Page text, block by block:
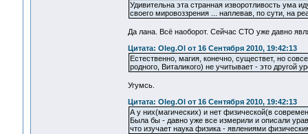
Удивительна эта странная изворотливость ума
своего мировоззрения ... наплевав, по сути, на
Да лана. Всё наоборот. Сейчас СТО уже давно
Цитата: Oleg.Ol от 16 Сентября 2010, 19:42:13
Естественно, магия, конечно, существет, но
родного, Виталикого) не учитывает - это другой
Угумсь.
Цитата: Oleg.Ol от 16 Сентября 2010, 19:42:13
А у них(магических) и нет физической(в
Была бы - давно уже все измерили и описали
что изучает наука физика - явлениями